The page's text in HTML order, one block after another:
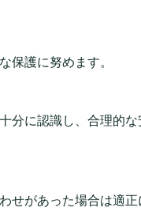
保護に努めます。
分に認識し、合理的
があった場合は適正